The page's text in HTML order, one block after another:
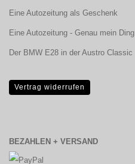
Eine Autozeitung als Geschenk
Eine Autozeitung - Genau mein Ding
Der BMW E28 in der Austro Classic
Vertrag widerrufen
BEZAHLEN + VERSAND